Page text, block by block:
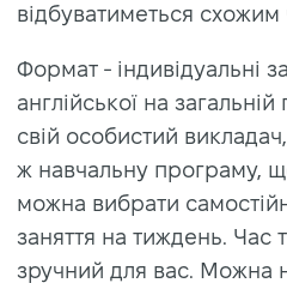
відбуватиметься
Формат - індивідуальні
англійської на
свій особистий
ж навчальну програму,
можна вибрати
заняття на тиждень. Час
зручний для вас. Можна